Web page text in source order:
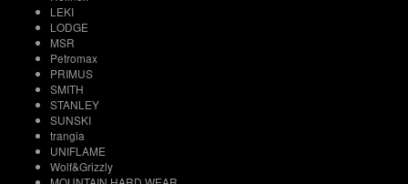
LEKI
LODGE
MSR
Petromax
PRIMUS
SMITH
STANLEY
SUNSKI
trangia
UNIFLAME
Wolf&Grizzly